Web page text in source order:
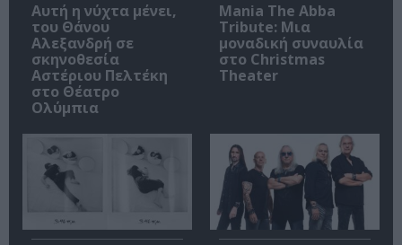
Αυτή η νύχτα μένει,
του Θάνου
Αλεξανδρή σε
σκηνοθεσία
Αστέριου Πελτέκη
στο Θέατρο
Ολύμπια
Mania The Abba
Tribute: Μια
μοναδική συναυλία
στο Christmas
Theater